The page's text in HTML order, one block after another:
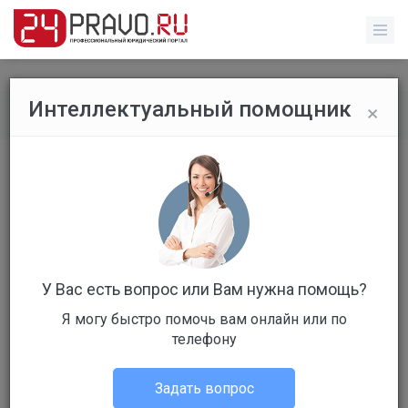
Обычные пользователи / Профиль пользователя ×
Интеллектуальный помощник
У Вас есть вопрос или Вам нужна помощь?
Я могу быстро помочь вам онлайн или по
телефону
Задать вопрос